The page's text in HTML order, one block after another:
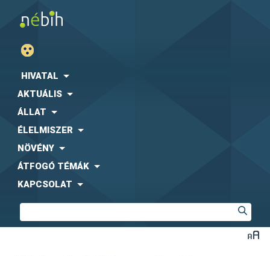
HIVATAL
AKTUÁLIS
ÁLLAT
ÉLELMISZER
NÖVÉNY
ÁTFOGÓ TÉMÁK
KAPCSOLAT